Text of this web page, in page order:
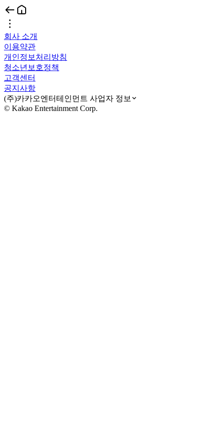
회사 소개
이용약관
개인정보처리방침
청소년보호정책
고객센터
공지사항
(주)카카오엔터테인먼트 사업자 정보
© Kakao Entertainment Corp.